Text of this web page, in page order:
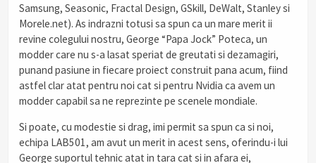
Samsung, Seasonic, Fractal Design, GSkill, DeWalt, Stanley si
Morele.net). As indrazni totusi sa spun ca un mare merit ii
revine colegului nostru, George “Papa Jock” Poteca, un
modder care nu s-a lasat speriat de greutati si dezamagiri,
punand pasiune in fiecare proiect construit pana acum, fiind
astfel clar atat pentru noi cat si pentru Nvidia ca avem un
modder capabil sa ne reprezinte pe scenele mondiale.
Si poate, cu modestie si drag, imi permit sa spun ca si noi,
echipa LAB501, am avut un merit in acest sens, oferindu-i lui
George suportul tehnic atat in tara cat si in afara ei,